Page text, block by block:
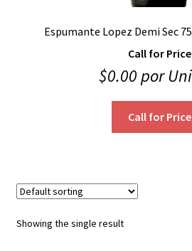
Espumante Lopez Demi Sec
Call for Price
$0.00por
Call for Price
Showing the single result